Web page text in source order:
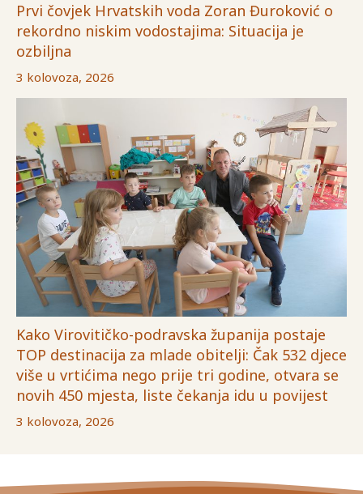
Prvi čovjek Hrvatskih voda Zoran Đuroković o
rekordno niskim vodostajima: Situacija je
ozbiljna
3 kolovoza, 2026
Kako Virovitičko-podravska županija postaje
TOP destinacija za mlade obitelji: Čak 532 djece
više u vrtićima nego prije tri godine, otvara se
novih 450 mjesta, liste čekanja idu u povijest
3 kolovoza, 2026